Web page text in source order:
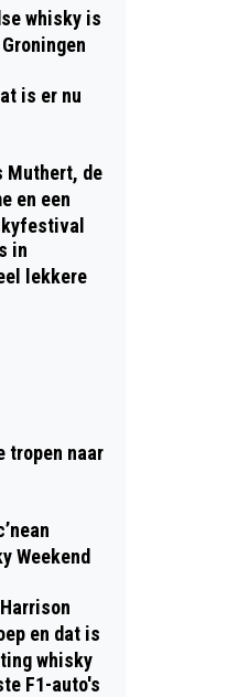
whisky is
is er nu
Muthert, de
en een
in
lekkere
tropen naar
Weekend
en dat is
whisky
F1-auto's